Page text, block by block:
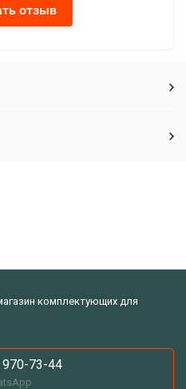
отзыв
комплектующих для
970-73-44